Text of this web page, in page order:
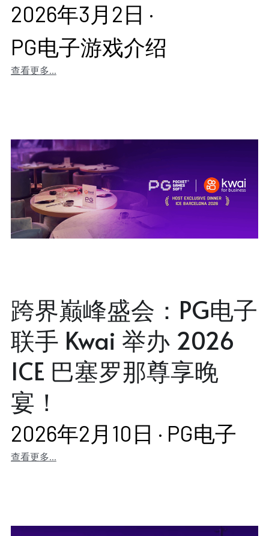
2026年3月2日 ·
PG电子游戏介绍
查看更多...
跨界巅峰盛会：PG电子
联手 Kwai 举办 2026
ICE 巴塞罗那尊享晚
宴！
2026年2月10日 · PG电子
查看更多...